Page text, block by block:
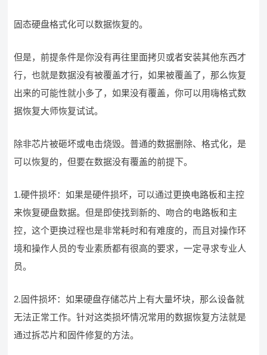
固态硬盘格式化可以数据恢复的。
但是，前提条件是你没有再往里面拷贝或者安装其他东西才
行，也就是数据没有被覆盖才行，如果被覆盖了，那么恢复
出来的可能性就小多了，如果没有覆盖，你可以用嗨格式数
据恢复大师恢复试试。
除非芯片被砸坏或电击烧毁。普通的数据删除、格式化，是
可以恢复的，但要在数据没有覆盖的前提下。
1.硬件损坏：如果是硬件损坏，可以通过更换电路板和主控
来恢复硬盘数据。但是即使找到新的、吻合的电路板和主
控，这个更换过程也是非常耗时和有难度的，而且对操作环
境和操作人员的专业素质都有很高的要求，一定寻求专业人
员。
2.固件损坏：如果硬盘存储芯片上有大量坏块，那么设备就
无法正常工作。针对这类损坏情况常用的数据恢复方法就是
通过拆芯片和固件修复的方法。